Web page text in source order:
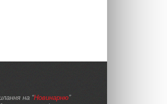
на “Новинарню”